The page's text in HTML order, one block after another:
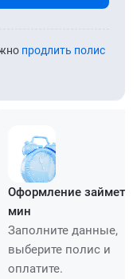
продлить полис
Оформление займет
мин
Заполните данные,
выберите полис и
оплатите.